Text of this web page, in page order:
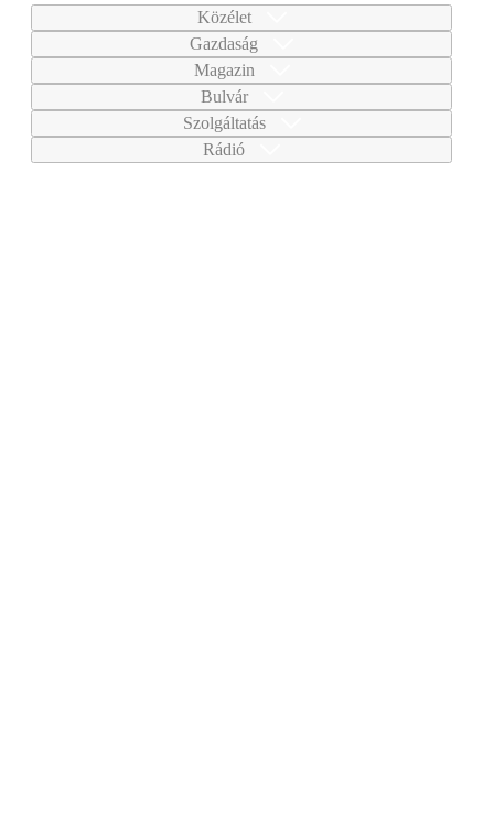
Közélet
Gazdaság
Magazin
Bulvár
Szolgáltatás
Rádió